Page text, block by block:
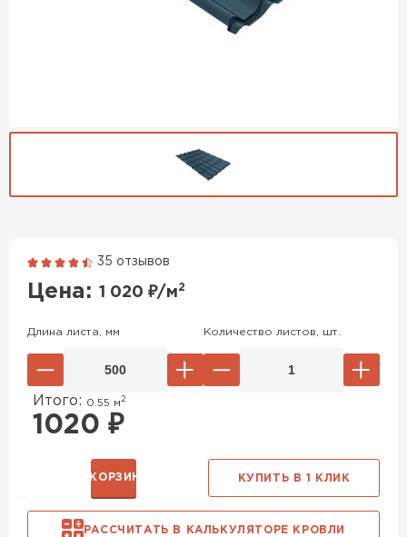
35 отзывов
Цена: 1 020 ₽/м2
Длина листа, мм Количество листов, шт.
Итого: 0.55 м 2
1020 ₽
РАССЧИТАТЬ В КАЛЬКУЛЯТОРЕ КРОВЛИ
В КОРЗИНУ КУПИТЬ В 1 КЛИК
Гибкая черепица
ПЕРЕЙТИ